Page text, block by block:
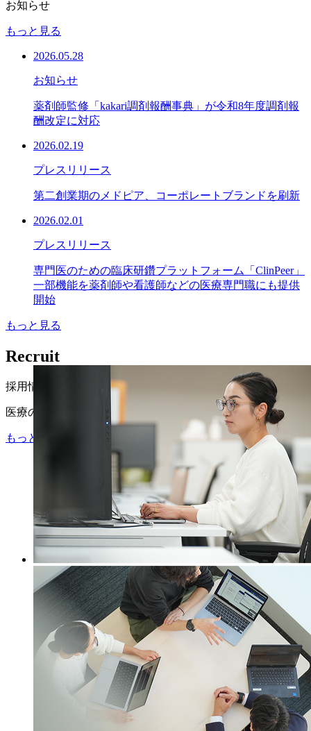
お知らせ
もっと見る
2026.05.28
お知らせ
薬剤師監修「kakari調剤報酬事典」が令和8年度調剤報
酬改定に対応
2026.02.19
プレスリリース
第二創業期のメドピア、コーポレートブランドを刷新
2026.02.01
プレスリリース
専門医のための臨床研鑽プラットフォーム「ClinPeer」
一部機能を薬剤師や看護師などの医療専門職にも提供
開始
もっと見る
Recruit
採用情報
医療の未来をともにつくる仲間を募集しています。
もっと見る